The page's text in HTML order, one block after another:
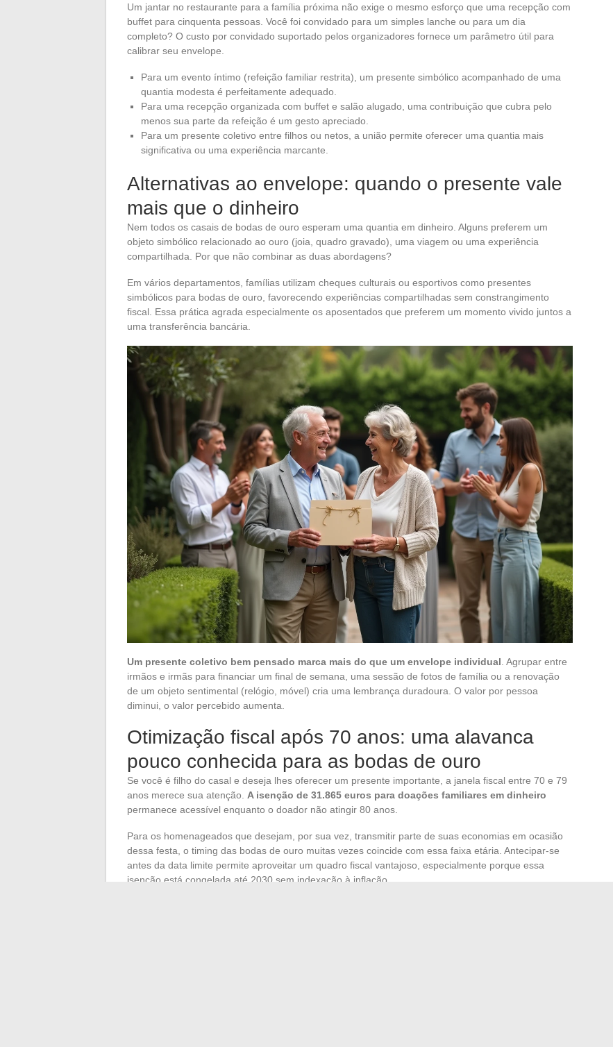
Um jantar no restaurante para a família próxima não exige o mesmo esforço que uma recepção com
buffet para cinquenta pessoas. Você foi convidado para um simples lanche ou para um dia
completo? O custo por convidado suportado pelos organizadores fornece um parâmetro útil para
calibrar seu envelope.
Para um evento íntimo (refeição familiar restrita), um presente simbólico acompanhado de uma
quantia modesta é perfeitamente adequado.
Para uma recepção organizada com buffet e salão alugado, uma contribuição que cubra pelo
menos sua parte da refeição é um gesto apreciado.
Para um presente coletivo entre filhos ou netos, a união permite oferecer uma quantia mais
significativa ou uma experiência marcante.
Alternativas ao envelope: quando o presente vale
mais que o dinheiro
Nem todos os casais de bodas de ouro esperam uma quantia em dinheiro. Alguns preferem um
objeto simbólico relacionado ao ouro (joia, quadro gravado), uma viagem ou uma experiência
compartilhada. Por que não combinar as duas abordagens?
Em vários departamentos, famílias utilizam cheques culturais ou esportivos como presentes
simbólicos para bodas de ouro, favorecendo experiências compartilhadas sem constrangimento
fiscal. Essa prática agrada especialmente os aposentados que preferem um momento vivido juntos a
uma transferência bancária.
Um presente coletivo bem pensado marca mais do que um envelope individual . Agrupar entre
irmãos e irmãs para financiar um final de semana, uma sessão de fotos de família ou a renovação
de um objeto sentimental (relógio, móvel) cria uma lembrança duradoura. O valor por pessoa
diminui, o valor percebido aumenta.
Otimização fiscal após 70 anos: uma alavanca
pouco conhecida para as bodas de ouro
Se você é filho do casal e deseja lhes oferecer um presente importante, a janela fiscal entre 70 e 79
anos merece sua atenção. A isenção de 31.865 euros para doações familiares em dinheiro
permanece acessível enquanto o doador não atingir 80 anos.
Para os homenageados que desejam, por sua vez, transmitir parte de suas economias em ocasião
dessa festa, o timing das bodas de ouro muitas vezes coincide com essa faixa etária. Antecipar-se
antes da data limite permite aproveitar um quadro fiscal vantajoso, especialmente porque essa
isenção está congelada até 2030 sem indexação à inflação.